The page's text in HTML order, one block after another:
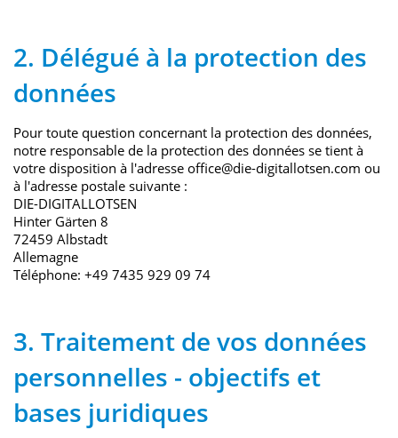
2. Délégué à la protection des
données
Pour toute question concernant la protection des données,
notre responsable de la protection des données se tient à
votre disposition à l'adresse office@die-digitallotsen.com ou
à l'adresse postale suivante :
DIE-DIGITALLOTSEN
Hinter Gärten 8
72459 Albstadt
Allemagne
Téléphone: +49 7435 929 09 74
3. Traitement de vos données
personnelles - objectifs et
bases juridiques